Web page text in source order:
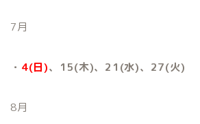
7月
・ 4(日)、15(木)、21(水)、27(火)
8月